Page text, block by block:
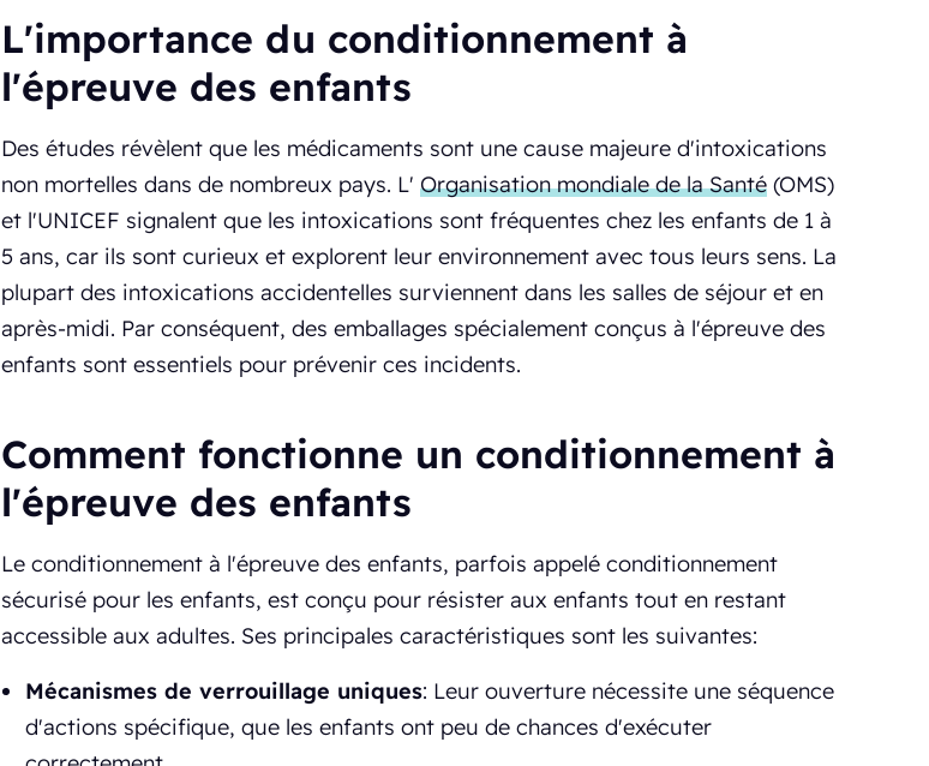
L'importance du conditionnement à
l'épreuve des enfants
Des études révèlent que les médicaments sont une cause majeure d'intoxications
non mortelles dans de nombreux pays. L' Organisation mondiale de la Santé(OMS)
et l'UNICEF signalent que les intoxications sont fréquentes chez les enfants de 1 à
5 ans, car ils sont curieux et explorent leur environnement avec tous leurs sens. La
plupart des intoxications accidentelles surviennent dans les salles de séjour et en
après-midi. Par conséquent, des emballages spécialement conçus à l'épreuve des
enfants sont essentiels pour prévenir ces incidents.
Comment fonctionne un conditionnement à
l'épreuve des enfants
Le conditionnement à l'épreuve des enfants, parfois appelé conditionnement
sécurisé pour les enfants, est conçu pour résister aux enfants tout en restant
accessible aux adultes. Ses principales caractéristiques sont les suivantes:
Mécanismes de verrouillage uniques: Leur ouverture nécessite une séquence
d'actions spécifique, que les enfants ont peu de chances d'exécuter